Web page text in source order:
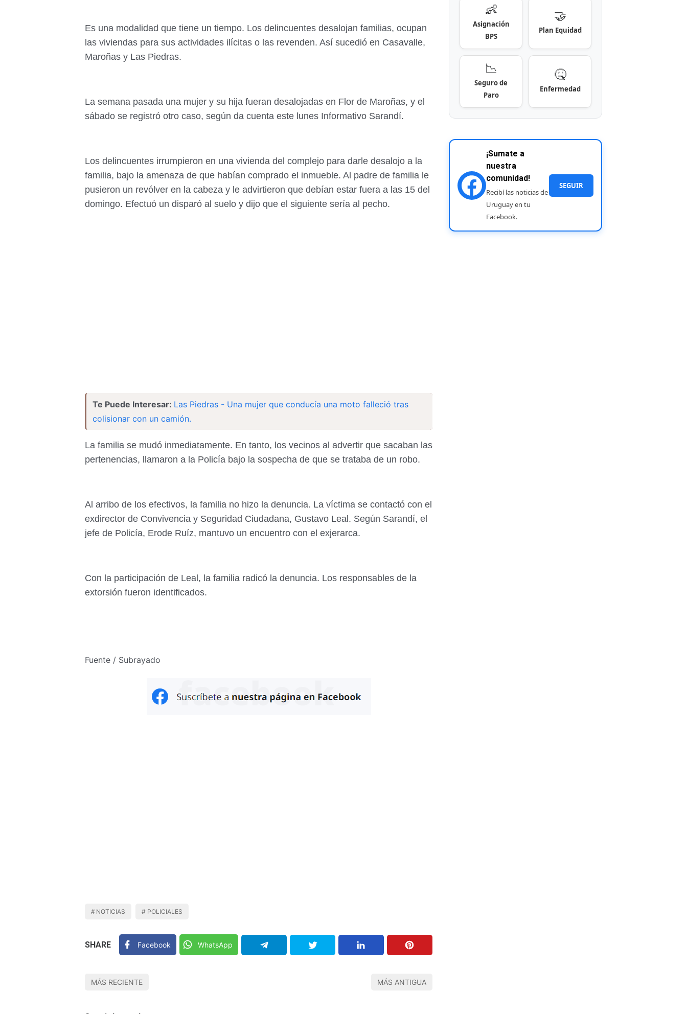
Es una modalidad que tiene un tiempo. Los delincuentes desalojan familias, ocupan
las viviendas para sus actividades ilícitas o las revenden. Así sucedió en Casavalle,
Maroñas y Las Piedras.
La semana pasada una mujer y su hija fueran desalojadas en Flor de Maroñas, y el
sábado se registró otro caso, según da cuenta este lunes Informativo Sarandí.
Los delincuentes irrumpieron en una vivienda del complejo para darle desalojo a la
familia, bajo la amenaza de que habían comprado el inmueble. Al padre de familia le
pusieron un revólver en la cabeza y le advirtieron que debían estar fuera a las 15 del
domingo. Efectuó un disparó al suelo y dijo que el siguiente sería al pecho.
Te Puede Interesar: Las Piedras - Una mujer que conducía una moto falleció tras
colisionar con un camión.
La familia se mudó inmediatamente. En tanto, los vecinos al advertir que sacaban las
pertenencias, llamaron a la Policía bajo la sospecha de que se trataba de un robo.
Al arribo de los efectivos, la familia no hizo la denuncia. La víctima se contactó con el
exdirector de Convivencia y Seguridad Ciudadana, Gustavo Leal. Según Sarandí, el
jefe de Policía, Erode Ruíz, mantuvo un encuentro con el exjerarca.
Con la participación de Leal, la familia radicó la denuncia. Los responsables de la
extorsión fueron identificados.
Fuente / Subrayado
NOTICIAS POLICIALES
SHARE Facebook WhatsApp
MÁS RECIENTE MÁS ANTIGUA
👶
Asignación
BPS
🤝
Plan Equidad
📉
Seguro de
Paro
🤒
Enfermedad
¡Sumate a
nuestra
comunidad!
Recibí las noticias de
Uruguay en tu
Facebook.
SEGUIR